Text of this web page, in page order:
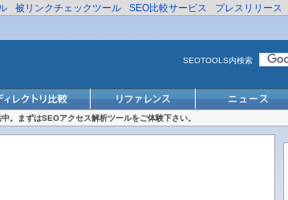
被リンクチェックツール SEO比較サービス プレスリリース
SEOTOOLS内検索
。まずはSEOアクセス解析ツールをご体験下さい。